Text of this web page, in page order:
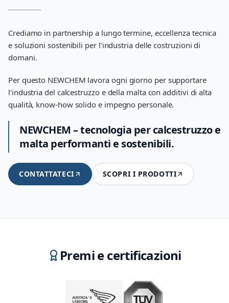
Crediamo in partnership a lungo termine, eccellenza tecnica
e soluzioni sostenibili per l'industria delle costruzioni di
domani.
Per questo NEWCHEM lavora ogni giorno per supportare
l'industria del calcestruzzo e della malta con additivi di alta
qualità, know-how solido e impegno personale.
NEWCHEM – tecnologia per calcestruzzo e
malta performanti e sostenibili.
CONTATTATECI SCOPRI I PRODOTTI
Premi e certificazioni